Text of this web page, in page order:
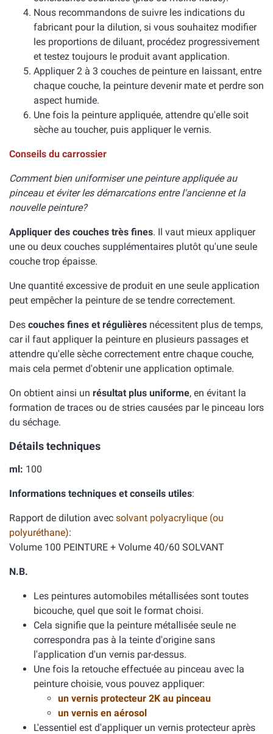
Nous recommandons de suivre les indications du
fabricant pour la dilution, si vous souhaitez modifier
les proportions de diluant, procédez progressivement
et testez toujours le produit avant application.
Appliquer 2 à 3 couches de peinture en laissant, entre
chaque couche, la peinture devenir mate et perdre son
aspect humide.
Une fois la peinture appliquée, attendre qu'elle soit
sèche au toucher, puis appliquer le vernis.
Conseils du carrossier
Comment bien uniformiser une peinture appliquée au
pinceau et éviter les démarcations entre l'ancienne et la
nouvelle peinture?
Appliquer des couches très fines. Il vaut mieux appliquer
une ou deux couches supplémentaires plutôt qu'une seule
couche trop épaisse.
Une quantité excessive de produit en une seule application
peut empêcher la peinture de se tendre correctement.
Des couches fines et régulières nécessitent plus de temps,
car il faut appliquer la peinture en plusieurs passages et
attendre qu'elle sèche correctement entre chaque couche,
mais cela permet d'obtenir une application optimale.
On obtient ainsi un résultat plus uniforme, en évitant la
formation de traces ou de stries causées par le pinceau lors
du séchage.
Détails techniques
ml: 100
Informations techniques et conseils utiles:
Rapport de dilution avec solvant polyacrylique (ou
polyuréthane):
Volume 100 PEINTURE + Volume 40/60 SOLVANT
N.B.
Les peintures automobiles métallisées sont toutes
bicouche, quel que soit le format choisi.
Cela signifie que la peinture métallisée seule ne
correspondra pas à la teinte d'origine sans
l'application d'un vernis par-dessus.
Une fois la retouche effectuée au pinceau avec la
peinture choisie, vous pouvez appliquer:
un vernis protecteur 2K au pinceau
un vernis en aérosol
L'essentiel est d'appliquer un vernis protecteur après